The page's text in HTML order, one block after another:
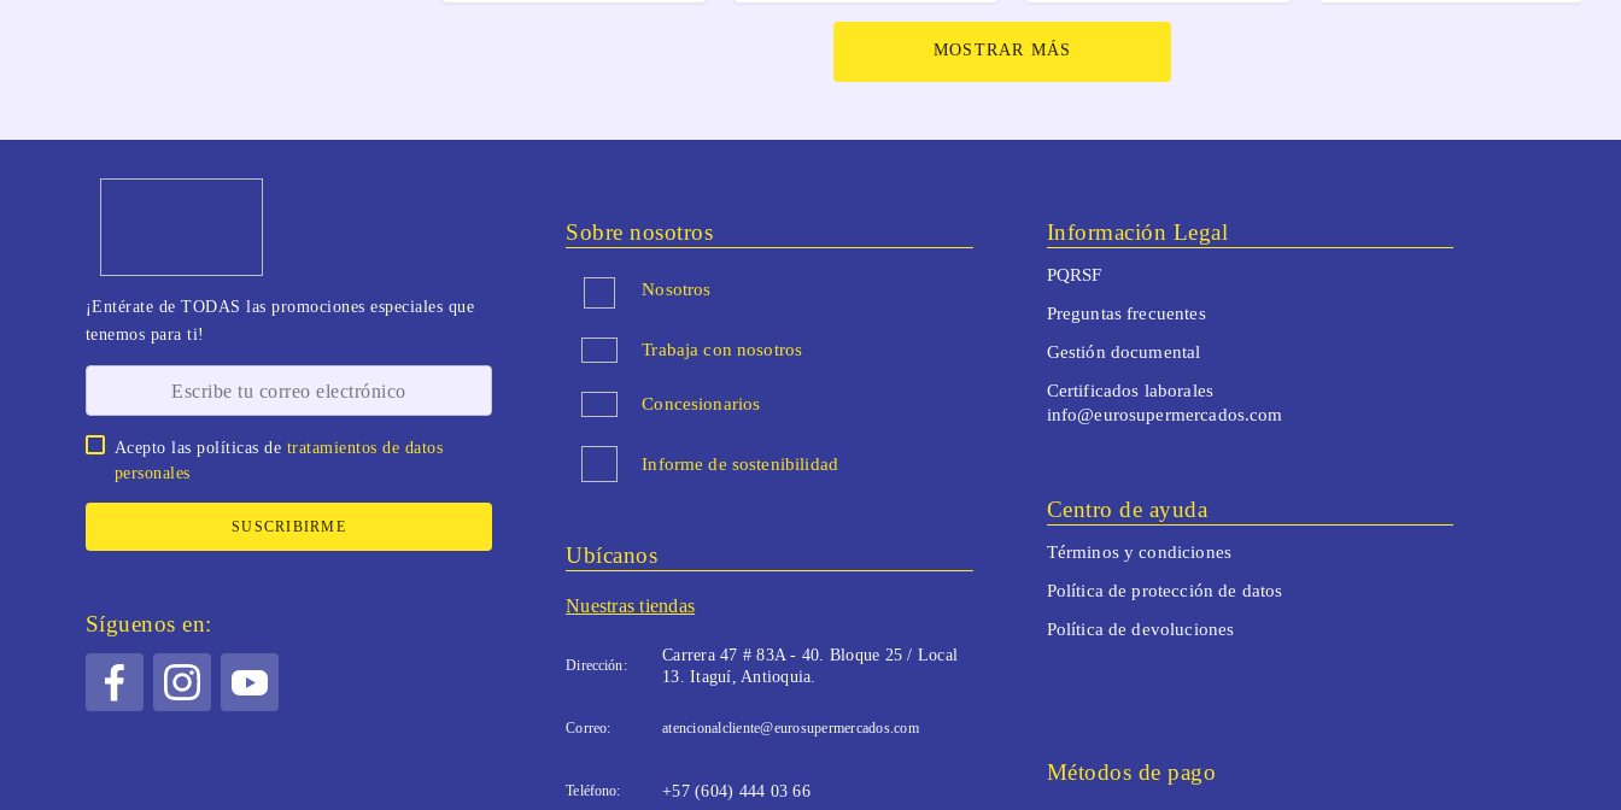
MOSTRAR MÁS
¡Entérate de TODAS las promociones especiales que
tenemos para ti!
Acepto las políticas de tratamientos de datos
personales
SUSCRIBIRME
Síguenos en:
Sobre nosotros
Nosotros
Trabaja con nosotros
Concesionarios
Informe de sostenibilidad
Ubícanos
Nuestras tiendas
Dirección:
Carrera 47 # 83A - 40. Bloque 25 / Local
13. Itaguí, Antioquia.
Correo: atencionalcliente@eurosupermercados.com
Teléfono: +57 (604) 444 03 66
Información Legal
PQRSF
Preguntas frecuentes
Gestión documental
Certificados laborales
info@eurosupermercados.com
Centro de ayuda
Términos y condiciones
Política de protección de datos
Política de devoluciones
Métodos de pago